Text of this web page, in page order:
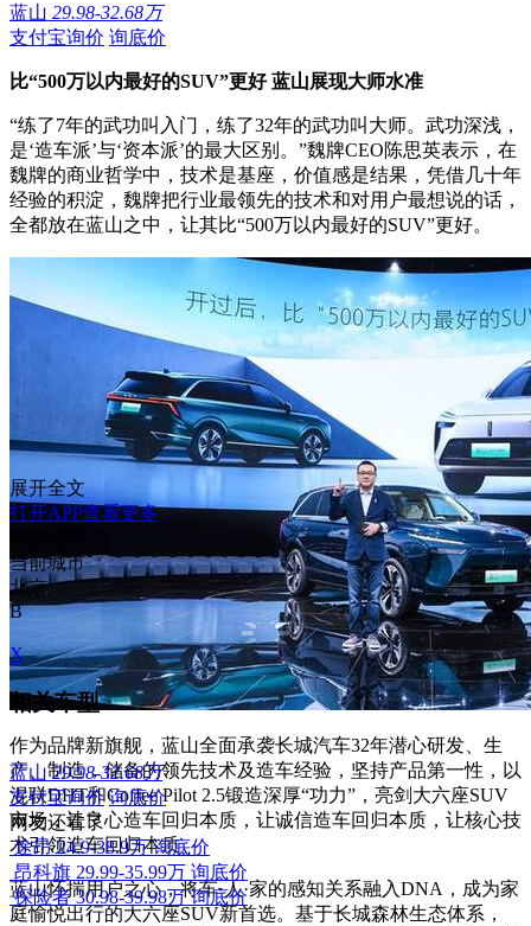
蓝山 29.98-32.68万
支付宝询价 询底价
比“500万以内最好的SUV”更好 蓝山展现大师水准
“练了7年的武功叫入门，练了32年的武功叫大师。武功深浅，
是‘造车派’与‘资本派’的最大区别。”魏牌CEO陈思英表示，在
魏牌的商业哲学中，技术是基座，价值感是结果，凭借几十年
经验的积淀，魏牌把行业最领先的技术和对用户最想说的话，
全都放在蓝山之中，让其比“500万以内最好的SUV”更好。
作为品牌新旗舰，蓝山全面承袭长城汽车32年潜心研发、生
产、制造，储备的领先技术及造车经验，坚持产品第一性，以
混联DHT和Coffee Pilot 2.5锻造深厚“功力”，亮剑大六座SUV
市场，让良心造车回归本质，让诚信造车回归本质，让核心技
术引领造车回归本质。
蓝山怀揣用户之心，将车·人·家的感知关系融入DNA，成为家
庭愉悦出行的大六座SUV新首选。基于长城森林生态体系，
展开全文
打开APP查看更多
当前城市
北京
B
X
相关车型
蓝山 29.98-32.68万
支付宝询价 询底价
网友还看了
途昂 24.9-38.9万 询底价
昂科旗 29.99-35.99万 询底价
探险者 30.98-39.98万 询底价